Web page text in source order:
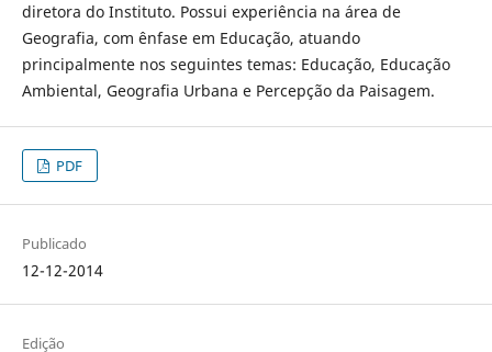
diretora do Instituto. Possui experiência na área de
Geografia, com ênfase em Educação, atuando
principalmente nos seguintes temas: Educação, Educação
Ambiental, Geografia Urbana e Percepção da Paisagem.
PDF
Publicado
12-12-2014
Edição